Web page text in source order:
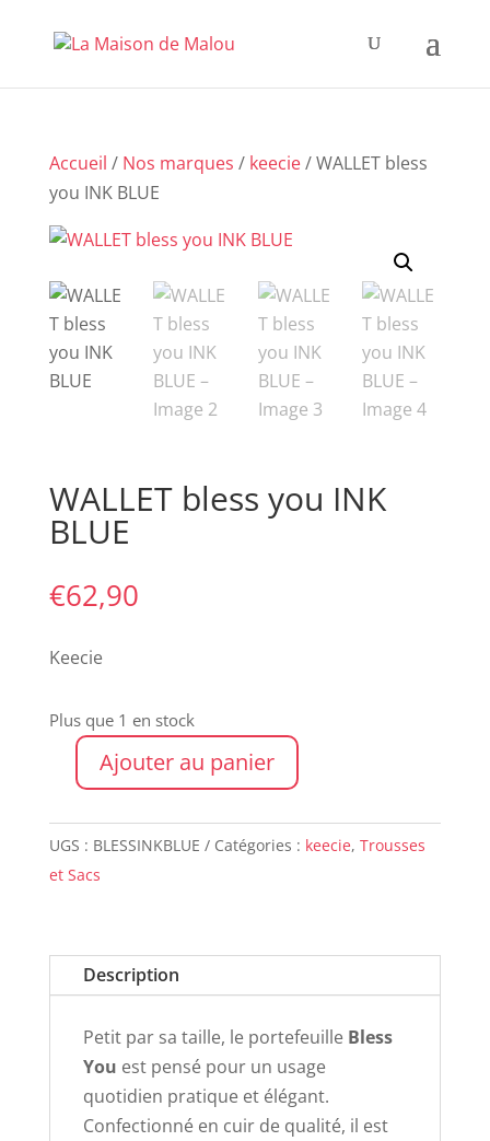
Accueil / Nos marques / keecie/ WALLET bless
you INK BLUE
WALLET bless you INK
BLUE
€62,90
Keecie
Plus que 1 en stock
quantité
WALLET
bless
BLUE
Ajouter au panier
UGS : BLESSINKBLUE Catégories : keecie, Trousses
et Sacs
Description
Petit par sa taille, le portefeuille Bless
You est pensé pour un usage
quotidien pratique et élégant.
Confectionné en cuir de qualité, il est